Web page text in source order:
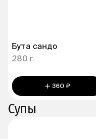
Бута сандо
280 г.
360 ₽
Супы